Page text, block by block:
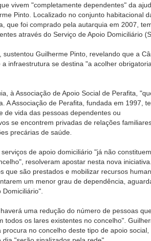
vivem "completamente dependentes" da
Pinto. Localizado no conjunto habitacional
que foi comprado pela autarquia em 2007,
através do Serviço de Apoio Domiciliário
Guilherme Pinto, revelando que a
infraestrutura se destina "a acolher
à Associação de Apoio Social de Perafita,
A Associação de Perafita, fundada em 1997,
de vida das pessoas dependentes ou
se encontrem privadas de relações
precárias de saúde.
de apoio domiciliário "já não constituem
resolveram apostar nesta nova
que são prestados e mobilizar recursos
um menor grau de dependência,
uma redução do número de pessoas
todos os lares existentes no concelho".
no concelho deste tipo de apoio social,